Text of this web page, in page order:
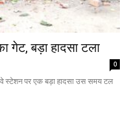
गेट, बड़ा हादसा टला
0
स्टेशन पर एक बड़ा हादसा उस समय टल